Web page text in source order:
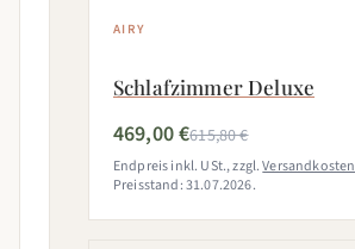
AIRY
Schlafzimmer Deluxe
469,00 €615,80 €
Endpreis inkl. USt., zzgl.Versandkosten
Preisstand: 31.07.2026.